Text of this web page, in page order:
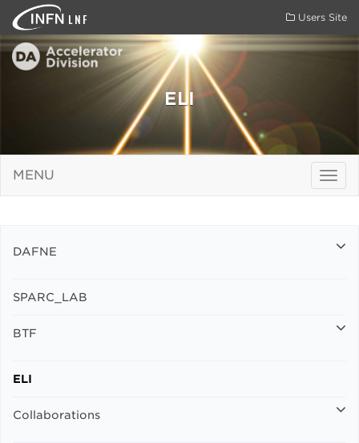
LNF Users Site
ELI
MENU
DAFNE
SPARC_LAB
BTF
ELI
Collaborations